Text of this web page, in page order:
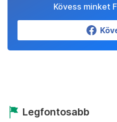
Kövess minket
Legfontosabb